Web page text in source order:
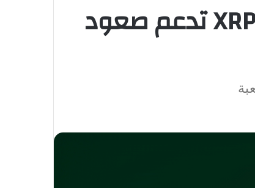
هل يتجه SOL إلى 100 دولار؟ سيولة جديدة من XRP تدعم صعود